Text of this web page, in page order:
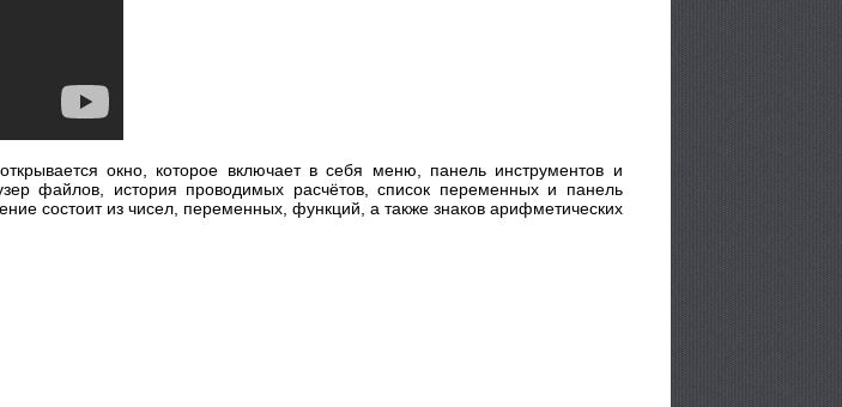
окно, которое включает в себя меню, панель инструментов и
файлов, история проводимых расчётов, список переменных и панель
состоит из чисел, переменных, функций, а также знаков арифметических